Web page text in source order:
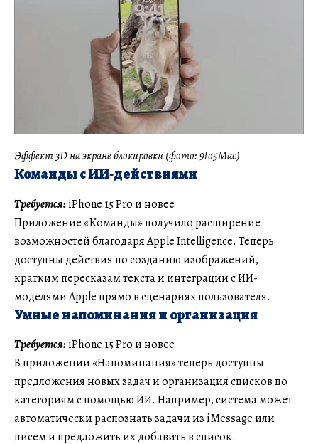
Эффект 3D на экране блокировки (фото: 9to5Mac)
Команды с ИИ-действиями
Требуется:iPhone 15 Pro и новее
Приложение «Команды» получило расширение
возможностей благодаря Apple Intelligence. Теперь
доступны действия по созданию изображений,
кратким пересказам текста и интеграции с ИИ-
моделями Apple прямо в сценариях пользователя.
Умные напоминания и организация
Требуется:iPhone 15 Pro и новее
В приложении «Напоминания» теперь доступны
предложения новых задач и организация списков по
категориям с помощью ИИ. Например, система может
автоматически распознать задачи из iMessage или
писем и предложить их добавить в список.